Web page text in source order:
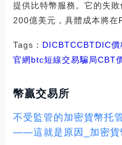
提供比特幣服務。它的失
200億美元，具體成本將在
Tags： DICBTCCBTDIC價
官網btc短線交易騙局CBT
幣贏交易所
不受監管的加密貨幣托
——這就是原因_加密貨